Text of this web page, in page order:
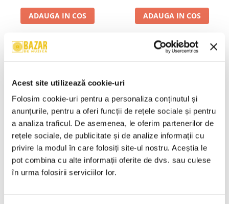
Acest site utilizează cookie-uri
Folosim cookie-uri pentru a personaliza conținutul și
anunțurile, pentru a oferi funcții de rețele sociale și pentru
a analiza traficul. De asemenea, le oferim partenerilor de
rețele sociale, de publicitate și de analize informații cu
privire la modul în care folosiți site-ul nostru. Aceștia le
pot combina cu alte informații oferite de dvs. sau culese
în urma folosirii serviciilor lor.
ADAUGA IN COS ADAUGA IN COS
Brahms* – Simfonia Nr.4 În
Wolfgang Amadeus Mozart –
Cheb Mami – Du Sud Au Nord
(CASETA)
50,00 Lei
ADAUGA IN COS
Chopin* – Nocturne Și
Mazurci (CASETA)
50,00 Lei